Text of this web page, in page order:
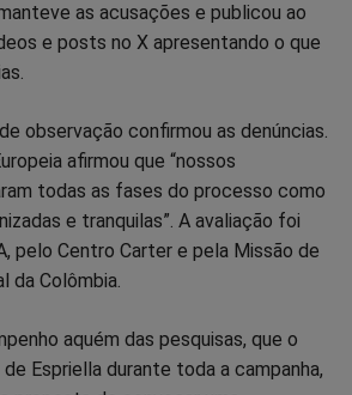
as acusações e publicou ao
e posts no X apresentando o que
observação confirmou as denúncias.
afirmou que “nossos
todas as fases do processo como
e tranquilas”. A avaliação foi
pelo Centro Carter e pela Missão de
da Colômbia.
aquém das pesquisas, que o
Espriella durante toda a campanha,